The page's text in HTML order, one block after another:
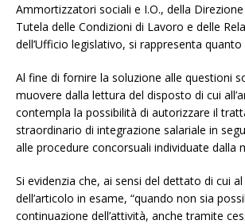
Ammortizzatori sociali e I.O., della
Tutela delle Condizioni di Lavoro e delle
dell’Ufficio legislativo, si rappresenta quanto
Al fine di fornire la soluzione alle questioni
muovere dalla lettura del disposto di cui
contempla la possibilità di autorizzare il
straordinario di integrazione salariale in
alle procedure concorsuali individuate dalla
Si evidenzia che, ai sensi del dettato di cui
dell’articolo in esame, “quando non sia
continuazione dell’attività, anche tramite